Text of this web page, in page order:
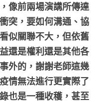
像前兩場演講所傳達
突，要如何溝通、協
似關聯不大，但依舊
還是權利還是其他各
外的，謝謝老師這幾
情無法進行更實際了
也是一種收穫，甚至